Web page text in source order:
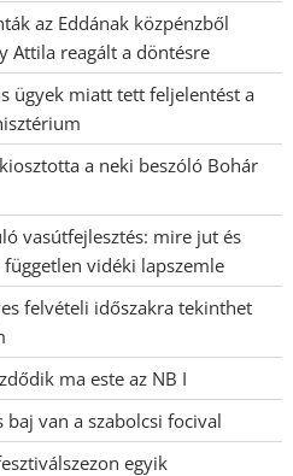
az Eddának közpénzből
Attila reagált a döntésre
ügyek miatt tett feljelentést a
a neki beszóló Bohár
vasútfejlesztés: mire jut és
vidéki lapszemle
felvételi időszakra tekinthet
ma este az NB I
van a szabolcsi focival
egyik